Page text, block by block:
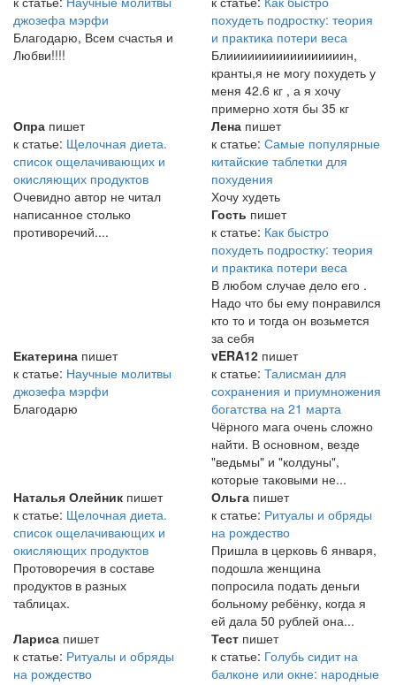
джозефа мэрфи
Благодарю, Всем счастья и
Любви!!!!
похудеть подростку: теория
и практика потери веса
Блииииииииииииииииин,
кранты,я не могу похудеть у
меня 42.6 кг , а я хочу
примерно хотя бы 35 кг
Опра пишет
к статье: Щелочная диета.
список ощелачивающих и
окисляющих продуктов
Очевидно автор не читал
написанное столько
противоречий....
Лена пишет
к статье: Самые популярные
китайские таблетки для
похудения
Хочу худеть
Гость пишет
к статье: Как быстро
похудеть подростку: теория
и практика потери веса
В любом случае дело его .
Надо что бы ему понравился
кто то и тогда он возьмется
за себя
Екатерина пишет
к статье: Научные молитвы
джозефа мэрфи
Благодарю
vERA12 пишет
к статье: Талисман для
сохранения и приумножения
богатства на 21 марта
Чёрного мага очень сложно
найти. В основном, везде
"ведьмы" и "колдуны",
которые таковыми не...
Наталья Олейник пишет
к статье: Щелочная диета.
список ощелачивающих и
окисляющих продуктов
Протоворечия в составе
продуктов в разных
таблицах.
Ольга пишет
к статье: Ритуалы и обряды
на рождество
Пришла в церковь 6 января,
подошла женщина
попросила подать деньги
больному ребёнку, когда я
ей дала 50 рублей она...
Лариса пишет
к статье: Ритуалы и обряды
на рождество
Тест пишет
к статье: Голубь сидит на
балконе или окне: народные